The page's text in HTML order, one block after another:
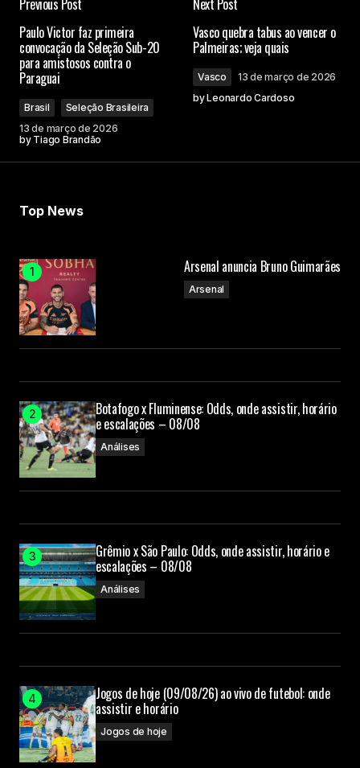
Paulo Victor faz primeira
convocação da Seleção Sub-20
para amistosos contra o
Paraguai
Brasil
Seleção Brasileira
13 de março de 2026
by Tiago Brandão
Vasco quebra tabus ao vencer o
Palmeiras; veja quais
Vasco
13 de março de 2026
byLeonardo Cardoso
Top News
Arsenal anuncia Bruno Guimarães
Arsenal
Botafogo x Fluminense: Odds, onde assistir, horário
e escalações – 08/08
Análises
Grêmio x São Paulo: Odds, onde assistir, horário e
escalações – 08/08
Análises
Jogos de hoje (09/08/26) ao vivo de futebol: onde
assistir e horário
Jogos de hoje